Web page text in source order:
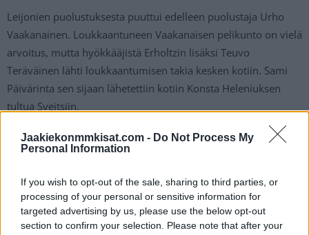
Jaakiekonmmkisat.com - Do Not Process My
Personal Information
If you wish to opt-out of the sale, sharing to third parties, or
processing of your personal or sensitive information for
targeted advertising by us, please use the below opt-out
section to confirm your selection. Please note that after your
Leijonien puolustuksesta puuttui edelleen puolustaja Urho
Vaakanainen. Loukkaantuneen Vaakanaisen pelikunto on vielä
arvoitus, mutta hyökkääjistä Erholtzin lisäksi Teuvo
Teräväinen lähti loukkaantumisen takia kesken kotiin. Sami
Päivärinta sen sijaan lähetettiin kotiin Konsta Heleniuksen
tultua Sveitsiin.
Päivärinta tosin saattaa ehkä palata kisoihin. Pennanen
MM-kisoihin loukkaantuneen Erholtzin tilalle. Hän ei
kuitenkaan paljastanut tulevan pelaajan henkilöllisyyttä.
– Meillä on lista valmiina. Se pitää ensin selvittää, kuka tulee